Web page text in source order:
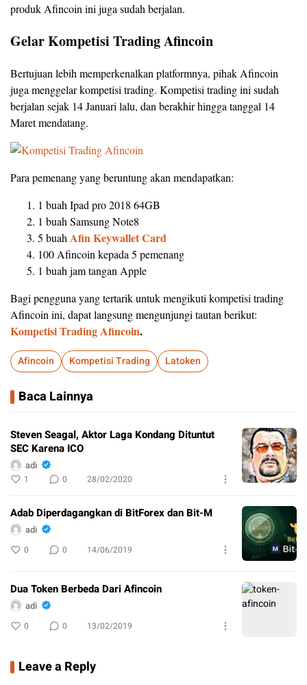
produk Afincoin ini juga sudah berjalan.
Gelar Kompetisi Trading Afincoin
Bertujuan lebih memperkenalkan platformnya, pihak Afincoin
juga menggelar kompetisi trading. Kompetisi trading ini sudah
berjalan sejak 14 Januari lalu, dan berakhir hingga tanggal 14
Maret mendatang.
Para pemenang yang beruntung akan mendapatkan:
1 buah Ipad pro 2018 64GB
1 buah Samsung Note8
5 buah Afin Keywallet Card
100 Afincoin kepada 5 pemenang
1 buah jam tangan Apple
Bagi pengguna yang tertarik untuk mengikuti kompetisi trading
Afincoin ini, dapat langsung mengunjungi tautan berikut:
Kompetisi Trading Afincoin.
Afincoin Kompetisi Trading Latoken
Baca Lainnya
Steven Seagal, Aktor Laga Kondang Dituntut
SEC Karena ICO
adi
1 0 28/02/2020
Adab Diperdagangkan di BitForex dan Bit-M
adi
0 0 14/06/2019
Dua Token Berbeda Dari Afincoin
adi
0 0 13/02/2019
Leave a Reply